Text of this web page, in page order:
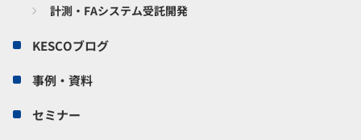
計測・FAシステム受託開発
KESCOブログ
事例・資料
セミナー